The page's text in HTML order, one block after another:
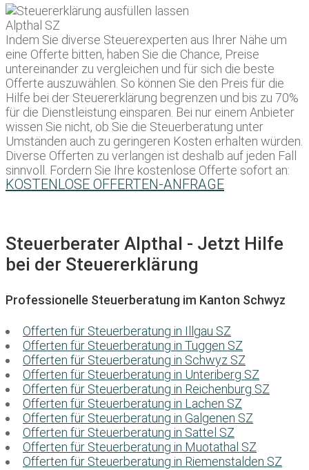
Indem Sie diverse Steuerexperten aus Ihrer Nähe um
eine Offerte bitten, haben Sie die Chance, Preise
untereinander zu vergleichen und für sich die beste
Offerte auszuwählen. So können Sie den Preis für die
Hilfe bei der Steuererklärung begrenzen und bis zu 70%
für die Dienstleistung einsparen. Bei nur einem Anbieter
wissen Sie nicht, ob Sie die Steuerberatung unter
Umständen auch zu geringeren Kosten erhalten würden.
Diverse Offerten zu verlangen ist deshalb auf jeden Fall
sinnvoll. Fordern Sie Ihre kostenlose Offerte sofort an:
KOSTENLOSE OFFERTEN-ANFRAGE
Steuerberater Alpthal - Jetzt Hilfe
bei der Steuererklärung
Professionelle Steuerberatung im Kanton Schwyz
Offerten für Steuerberatung in Illgau SZ
Offerten für Steuerberatung in Tuggen SZ
Offerten für Steuerberatung in Schwyz SZ
Offerten für Steuerberatung in Unteriberg SZ
Offerten für Steuerberatung in Reichenburg SZ
Offerten für Steuerberatung in Lachen SZ
Offerten für Steuerberatung in Galgenen SZ
Offerten für Steuerberatung in Sattel SZ
Offerten für Steuerberatung in Muotathal SZ
Offerten für Steuerberatung in Riemenstalden SZ